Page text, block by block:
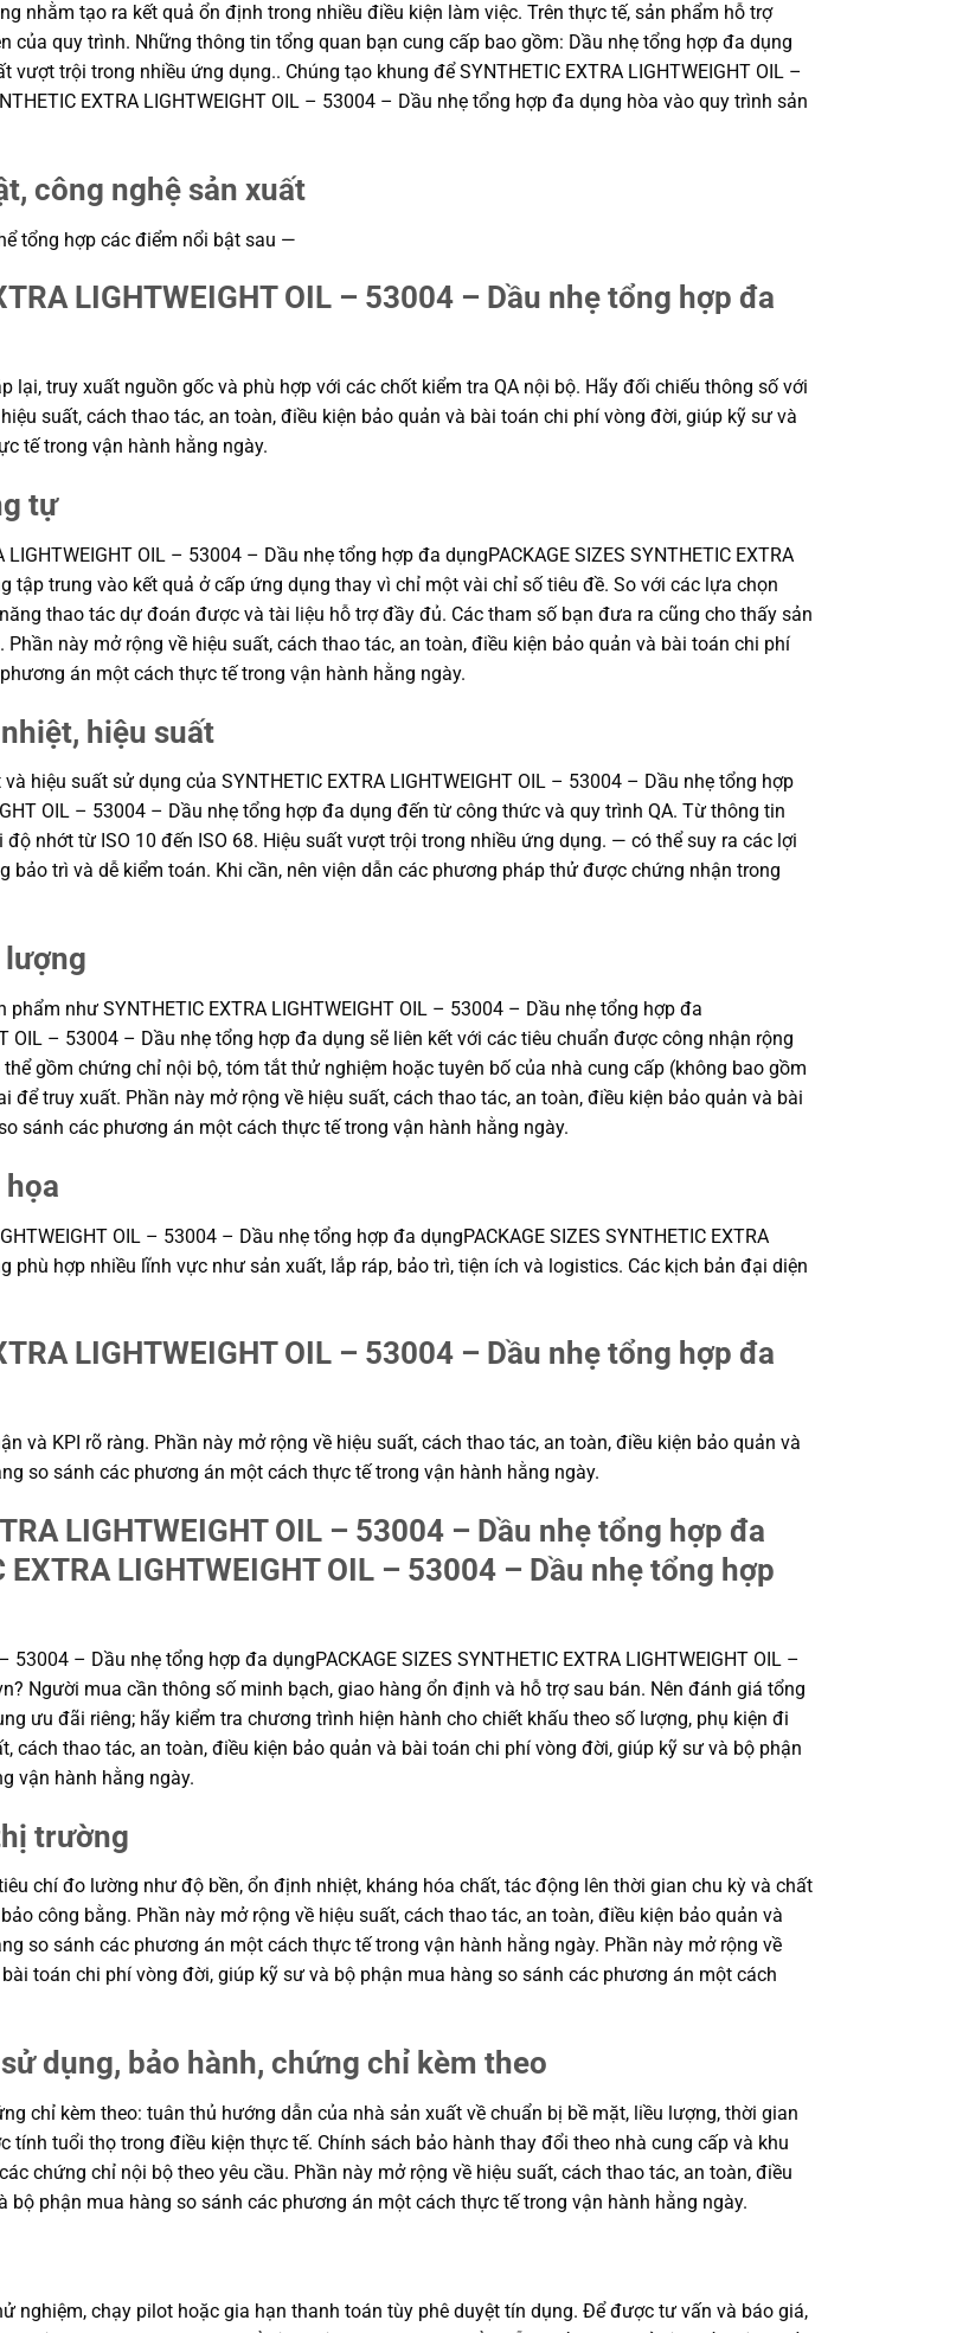
nhằm tạo ra kết quả ổn định trong nhiều điều kiện làm việc. Trên thực tế, sản phẩm hỗ trợ
quy trình. Những thông tin tổng quan bạn cung cấp bao gồm: Dầu nhẹ tổng hợp đa dụng
trội trong nhiều ứng dụng.. Chúng tạo khung để SYNTHETIC EXTRA LIGHTWEIGHT OIL –
EXTRA LIGHTWEIGHT OIL – 53004 – Dầu nhẹ tổng hợp đa dụng hòa vào quy trình sản
công nghệ sản xuất
tổng hợp các điểm nổi bật sau —
LIGHTWEIGHT OIL – 53004 – Dầu nhẹ tổng hợp đa
lại, truy xuất nguồn gốc và phù hợp với các chốt kiểm tra QA nội bộ. Hãy đối chiếu thông số với
suất, cách thao tác, an toàn, điều kiện bảo quản và bài toán chi phí vòng đời, giúp kỹ sư và
tế trong vận hành hằng ngày.
tự
OIL – 53004 – Dầu nhẹ tổng hợp đa dụngPACKAGE SIZES SYNTHETIC EXTRA
tập trung vào kết quả ở cấp ứng dụng thay vì chỉ một vài chỉ số tiêu đề. So với các lựa chọn
thao tác dự đoán được và tài liệu hỗ trợ đầy đủ. Các tham số bạn đưa ra cũng cho thấy sản
này mở rộng về hiệu suất, cách thao tác, an toàn, điều kiện bảo quản và bài toán chi phí
án một cách thực tế trong vận hành hằng ngày.
hiệu suất
hiệu suất sử dụng của SYNTHETIC EXTRA LIGHTWEIGHT OIL – 53004 – Dầu nhẹ tổng hợp
OIL – 53004 – Dầu nhẹ tổng hợp đa dụng đến từ công thức và quy trình QA. Từ thông tin
nhớt từ ISO 10 đến ISO 68. Hiệu suất vượt trội trong nhiều ứng dụng. — có thể suy ra các lợi
trì và dễ kiểm toán. Khi cần, nên viện dẫn các phương pháp thử được chứng nhận trong
lượng
như SYNTHETIC EXTRA LIGHTWEIGHT OIL – 53004 – Dầu nhẹ tổng hợp đa
OIL – 53004 – Dầu nhẹ tổng hợp đa dụng sẽ liên kết với các tiêu chuẩn được công nhận rộng
gồm chứng chỉ nội bộ, tóm tắt thử nghiệm hoặc tuyên bố của nhà cung cấp (không bao gồm
để truy xuất. Phần này mở rộng về hiệu suất, cách thao tác, an toàn, điều kiện bảo quản và bài
sánh các phương án một cách thực tế trong vận hành hằng ngày.
OIL – 53004 – Dầu nhẹ tổng hợp đa dụngPACKAGE SIZES SYNTHETIC EXTRA
phù hợp nhiều lĩnh vực như sản xuất, lắp ráp, bảo trì, tiện ích và logistics. Các kịch bản đại diện
LIGHTWEIGHT OIL – 53004 – Dầu nhẹ tổng hợp đa
và KPI rõ ràng. Phần này mở rộng về hiệu suất, cách thao tác, an toàn, điều kiện bảo quản và
so sánh các phương án một cách thực tế trong vận hành hằng ngày.
LIGHTWEIGHT OIL – 53004 – Dầu nhẹ tổng hợp đa
EXTRA LIGHTWEIGHT OIL – 53004 – Dầu nhẹ tổng hợp
53004 – Dầu nhẹ tổng hợp đa dụngPACKAGE SIZES SYNTHETIC EXTRA LIGHTWEIGHT OIL –
Người mua cần thông số minh bạch, giao hàng ổn định và hỗ trợ sau bán. Nên đánh giá tổng
ưu đãi riêng; hãy kiểm tra chương trình hiện hành cho chiết khấu theo số lượng, phụ kiện đi
cách thao tác, an toàn, điều kiện bảo quản và bài toán chi phí vòng đời, giúp kỹ sư và bộ phận
vận hành hằng ngày.
trường
chí đo lường như độ bền, ổn định nhiệt, kháng hóa chất, tác động lên thời gian chu kỳ và chất
công bằng. Phần này mở rộng về hiệu suất, cách thao tác, an toàn, điều kiện bảo quản và
so sánh các phương án một cách thực tế trong vận hành hằng ngày. Phần này mở rộng về
toán chi phí vòng đời, giúp kỹ sư và bộ phận mua hàng so sánh các phương án một cách
dụng, bảo hành, chứng chỉ kèm theo
chỉ kèm theo: tuân thủ hướng dẫn của nhà sản xuất về chuẩn bị bề mặt, liều lượng, thời gian
tuổi thọ trong điều kiện thực tế. Chính sách bảo hành thay đổi theo nhà cung cấp và khu
chứng chỉ nội bộ theo yêu cầu. Phần này mở rộng về hiệu suất, cách thao tác, an toàn, điều
phận mua hàng so sánh các phương án một cách thực tế trong vận hành hằng ngày.
nghiệm, chạy pilot hoặc gia hạn thanh toán tùy phê duyệt tín dụng. Để được tư vấn và báo giá,